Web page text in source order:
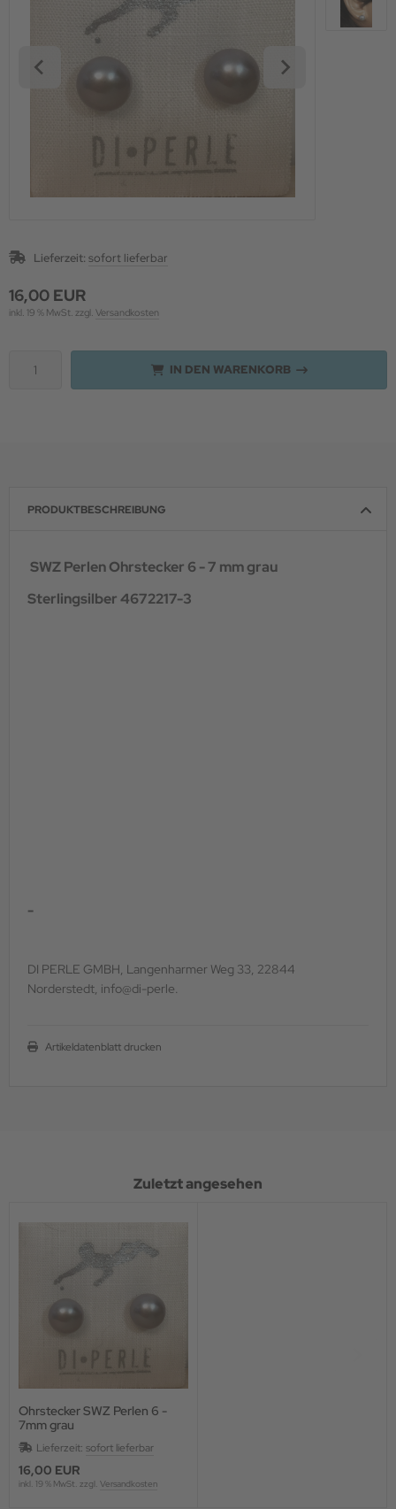
Lieferzeit: sofort lieferbar
16,00 EUR
inkl. 19 % MwSt. zzgl. Versandkosten
IN DEN WARENKORB
PRODUKTBESCHREIBUNG
SWZ Perlen Ohrstecker 6 - 7 mm grau
Sterlingsilber 4672217-3
-
DI PERLE GMBH, Langenharmer Weg 33, 22844
Norderstedt, info@di-perle.
Artikeldatenblatt drucken
Zuletzt angesehen
Ohrstecker SWZ Perlen 6 -
7mm grau
Lieferzeit: sofort lieferbar
16,00 EUR
inkl. 19 % MwSt. zzgl. Versandkosten